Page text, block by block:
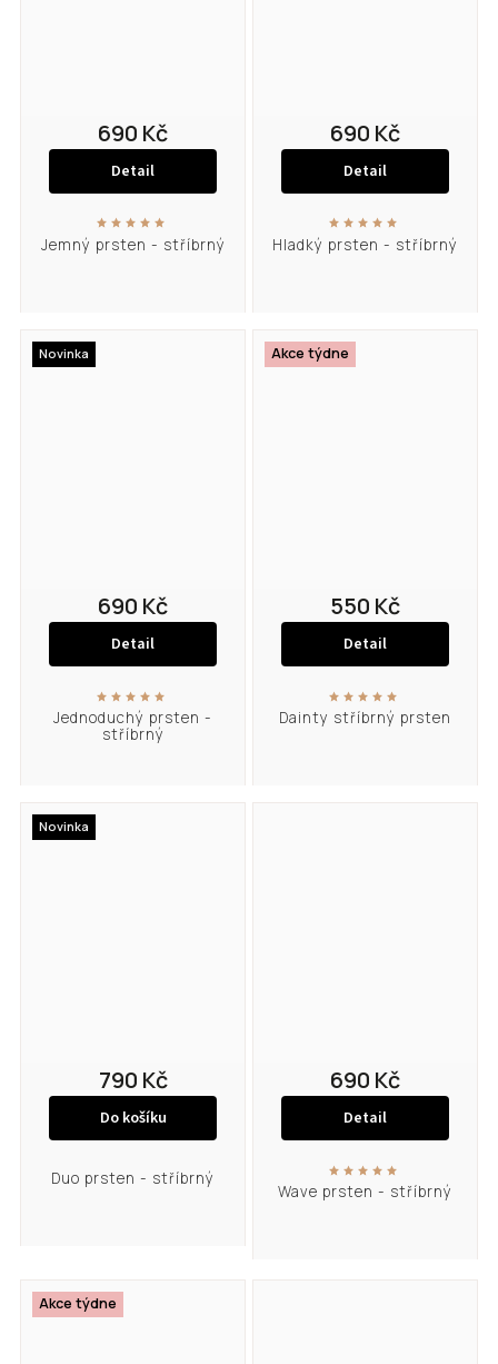
Jemný prsten - stříbrný
690 Kč
Detail
Hladký prsten - stříbrný
690 Kč
Detail
Novinka
Jednoduchý prsten -
stříbrný
690 Kč
Detail
Akce týdne
Dainty stříbrný prsten
550 Kč
Detail
Novinka
Duo prsten - stříbrný
790 Kč
Do košíku
Wave prsten - stříbrný
690 Kč
Detail
Akce týdne